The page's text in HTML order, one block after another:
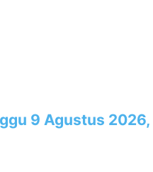
9 Agustus 2026,